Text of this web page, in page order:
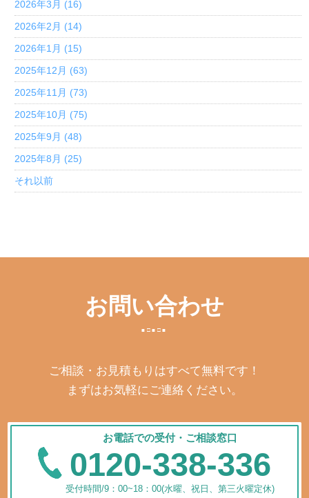
2026年3月 (16)
2026年2月 (14)
2026年1月 (15)
2025年12月 (63)
2025年11月 (73)
2025年10月 (75)
2025年9月 (48)
2025年8月 (25)
それ以前
お問い合わせ
ご相談・お見積もりはすべて無料です！
まずはお気軽にご連絡ください。
お電話での受付・ご相談窓口
0120-338-336
受付時間/9：00~18：00(水曜、祝日、第三火曜定休)